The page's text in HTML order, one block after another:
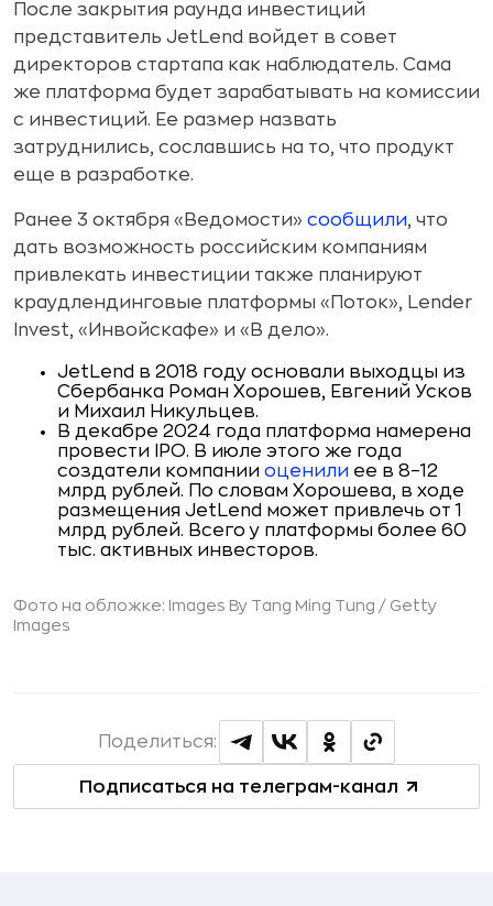
После закрытия раунда инвестиций
представитель JetLend войдет в совет
директоров стартапа как наблюдатель. Сама
же платформа будет зарабатывать на комиссии
с инвестиций. Ее размер назвать
затруднились, сославшись на то, что продукт
еще в разработке.
Ранее 3 октября «Ведомости» сообщили, что
дать возможность российским компаниям
привлекать инвестиции также планируют
краудлендинговые платформы «Поток», Lender
Invest, «Инвойскафе» и «В дело».
JetLend в 2018 году основали выходцы из
Сбербанка Роман Хорошев, Евгений Усков
и Михаил Никульцев.
В декабре 2024 года платформа намерена
провести IPO. В июле этого же года
создатели компании оценили ее в 8–12
млрд рублей. По словам Хорошева, в ходе
размещения JetLend может привлечь от 1
млрд рублей. Всего у платформы более 60
тыс. активных инвесторов.
Фото на обложке: Images By Tang Ming Tung / Getty
Images
Подписаться на телеграм-канал
Поделиться: